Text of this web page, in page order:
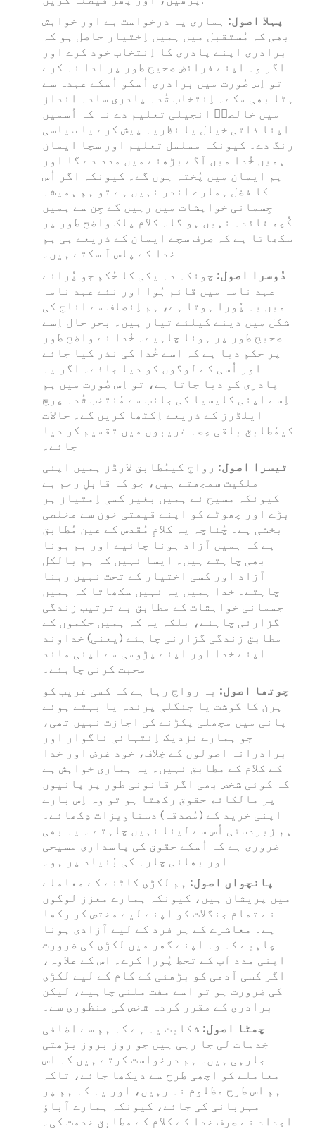
پہلا اصول: ہماری یہ درخواست ہے اور خواہش
بھی کہ مُستقبل میں ہمیں اِختیار حاصل ہو کہ
برادری اپنے پادری کا اِنتخاب خود کرے اور
اگر وہ اپنے فرائض صحیح طور پر ادا نہ کرے
تو اِس صُورت میں برادری اُسکو اُسکے عہدہ سے
ہٹا بھی سکے۔ اِنتخاب شُدہ پادری سادہ انداز
میں خالصاؐ انجیلی تعلیم دے نہ کہ اُسمیں
اپنا ذاتی خیال یا نظریہ پیش کرے یا سیاسی
رنگ دے۔ کیونکہ مسلسل تعلیم اور سچا ایمان
ہمیں خُدا میں آگے بڑھنے میں مدد دے گا اور
ہم ایمان میں پُختہ ہوں گے۔ کیونکہ اگر اُس
کا فضل ہمارے اندر نہیں ہے تو ہم ہمیشہ
جِسمانی خواہشات میں رہیں گے جِن سے ہمیں
کُچھ فائدہ نہیں ہو گا۔ کلام پاک واضح طور پر
سکھاتا ہے کہ صرف سچے ایمان کے ذریعے ہی ہم
خدا کے پاس آ سکتے ہیں۔
دُوسرا اصول: چونکہ دہ یکی کا حُکم جو پُرانے
عہد نامہ میں قائم ہُوا اور نئے عہد نامہ
میں یہ پُورا ہوتا ہے، ہم اِنصاف سے اناج کی
شکل میں دینے کیلئے تیار ہیں۔ بحر حال اِسے
صحیح طور پر ہونا چاہیے۔ خُدا نے واضح طور
پر حکم دیا ہے کہ اسے خُدا کی نذر کیا جائے
اور اُسی کے لوگوں کو دیا جائے۔ اگر یہ
پادری کو دیا جاتا ہے، تو اِس صُورت میں ہم
اِسے اپنی کلیسیا کی جانب سے مُنتخب شُدہ چرچ
ایلڈرز کے ذریعے اِکٹھا کریں گے۔ حالات
کیمُطابق باقی حِصہ غریبوں میں تقسیم کر دیا
جائے۔
تیسرا اصول: رواج کیمُطابق لارڈز ہمیں اپنی
ملکیت سمجھتے ہیں، جو کہ قابلِ رحم ہے
کیونکہ مسیح نے ہمیں بغیر کسی اِمتیاز ہر
بڑے اور چھوٹے کو اپنے قیمتی خون سے مخلصی
بخشی ہے۔ چُناچہ یہ کلامِ مُقدس کے عین مُطابق
ہے کہ ہمیں آزاد ہونا چائیے اور ہم ہونا
بھی چاہتے ہیں۔ ایسا نہیں کہ ہم بالکل
آزاد اور کسی اختیار کے تحت نہیں رہنا
چاہتے۔ خدا ہمیں یہ نہیں سکھاتا کہ ہمیں
جسمانی خواہشات کے مطابق بے ترتیب زندگی
گزارنی چاہئے، بلکہ یہ کہ ہمیں حکموں کے
مطابق زندگی گزارنی چاہئے (یعنی) خداوند
اپنے خدا اور اپنے پڑوسی سے اپنی ماند
محبت کرنی چاہئے۔
چوتھا اصول: یہ رواج رہا ہے کہ کسی غریب کو
ہرن کا گوشت یا جنگلی پرندہ یا بہتے ہوئے
پانی میں مچھلی پکڑنے کی اجازت نہیں تھی،
جو ہمارے نزدیک اِنتہائی ناگوار اور
برادرانہ اصولوں کے خِلاف، خود غرض اور خدا
کے کلام کے مطابق نہیں۔ یہ ہماری خواہش ہے
کہ کوئی شخص بھی اگر قانونی طور پر پانیوں
پر مالکانه حقوق رکھتا ہو تو وہ اِس بارے
اپنی خرید کے (مُصدقہ) دستاویزات دِکھائے۔
ہم زبردستی اُس سے لینا نہیں چاہتے ۔ یہ بھی
ضروری ہے کہ اُسکے حقوق کی پاسداری مسیحی
اور بھائی چارہ کی بُنیاد پر ہو۔
پانچواں اصول: ہم لکڑی کاٹنے کے معاملے
میں پریشان ہیں، کیونکہ ہمارے معزز لوگوں
نے تمام جنگلات کو اپنے لیے مختص کر رکھا
ہے۔ معاشرے کے ہر فرد کے لیے آزادی ہونا
چاہیے کہ وہ اپنے گھر میں لکڑی کی ضرورت
اپنی مدد آپ کے تحط پُورا کرے۔ اس کے علاوہ،
اگر کسی آدمی کو بڑھئی کے کام کے لیے لکڑی
کی ضرورت ہو تو اسے مفت ملنی چاہیے، لیکن
برادری کے مقرر کردہ شخص کی منظوری سے۔
چھٹا اصول: شکایت یہ ہے کہ ہم سے اضافی
خِدمات لی جا رہی ہیں جو روز بروز بڑھتی
جارہی ہیں۔ ہم درخواست کرتے ہیں کہ اس
معاملے کو اچھی طرح سے دیکھا جائے، تاکہ
ہم اس طرح مظلوم نہ رہیں، اور یہ کہ ہم پر
مہربانی کی جائے، کیونکہ ہمارے آباؤ
اجداد نے صرف خدا کے کلام کے مطابق خدمت کی۔